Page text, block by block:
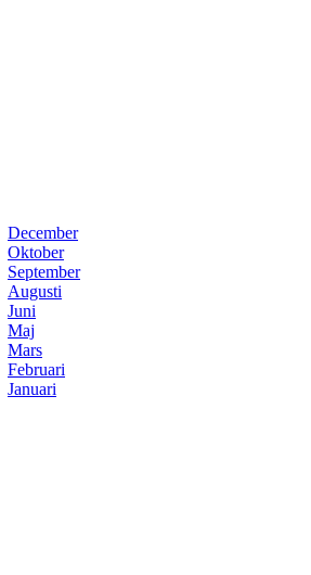
December
Oktober
September
Augusti
Juni
Maj
Mars
Februari
Januari